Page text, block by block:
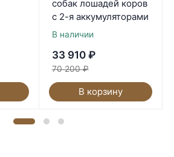
собак лошадей коров
с 2-я аккумуляторами
В наличии
33 910 ₽
70 200 ₽
В корзину